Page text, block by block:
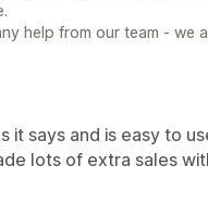
help from our team - we
it says and is easy to
lots of extra sales